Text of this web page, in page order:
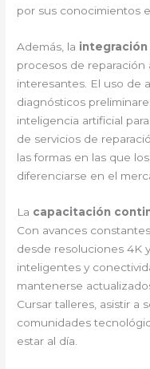
por sus conocimientos
Además, la
procesos de
interesantes. El uso de
diagnósticos
inteligencia artificial
de servicios de
las formas en las que
diferenciarse en el
La capacitación
Con avances
desde resoluciones 4K
inteligentes y
mantenerse
Cursar talleres, asistir a
comunidades
estar al día.